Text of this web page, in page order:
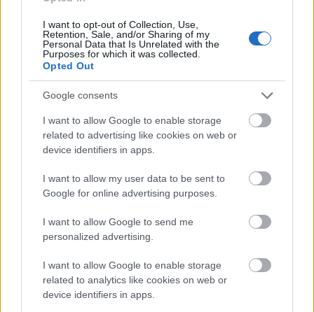
I want to opt-out of Collection, Use,
Retention, Sale, and/or Sharing of my
Personal Data that Is Unrelated with the
Purposes for which it was collected.
Opted Out
Google consents
I want to allow Google to enable storage
related to advertising like cookies on web or
device identifiers in apps.
I want to allow my user data to be sent to
Google for online advertising purposes.
I want to allow Google to send me
personalized advertising.
I want to allow Google to enable storage
related to analytics like cookies on web or
device identifiers in apps.
Kainulainen 29:s.
Tulokset:
Erzurum, Turkki:
Nuorten MM-hiihdot, 1. päivä, sprintti (v):
Settlin, 3) Christa Jäger,…17) Susanna Saapunki
Suomi,…23) Katri Lylynperä Suomi,…29) Anni
Kainulainen Suomi,…53) Linda Härkönen
Miehet: 1) Sergei Ustjugov Venäjä, 2) Sindre
Björnestad Skar Norja, 3) Sondre Turvoll Fossli
Norja,…17) Antti Ojansivu Suomi,…19) Iivo